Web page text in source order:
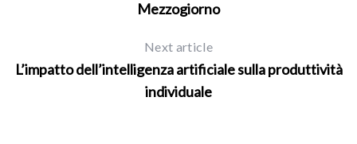
Mezzogiorno
Next article
L’impatto dell’intelligenza artificiale sulla produttività
individuale